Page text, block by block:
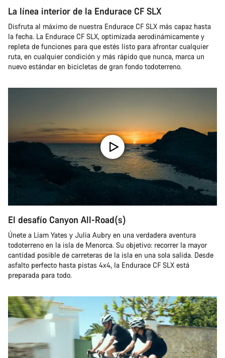
La línea interior de la Endurace CF SLX
Disfruta al máximo de nuestra Endurace CF SLX más capaz hasta
la fecha. La Endurace CF SLX, optimizada aerodinámicamente y
repleta de funciones para que estés listo para afrontar cualquier
ruta, en cualquier condición y más rápido que nunca, marca un
nuevo estándar en bicicletas de gran fondo todoterreno.
El desafío Canyon All-Road(s)
Únete a Liam Yates y Julia Aubry en una verdadera aventura
todoterreno en la isla de Menorca. Su objetivo: recorrer la mayor
cantidad posible de carreteras de la isla en una sola salida. Desde
asfalto perfecto hasta pistas 4x4, la Endurace CF SLX está
preparada para todo.